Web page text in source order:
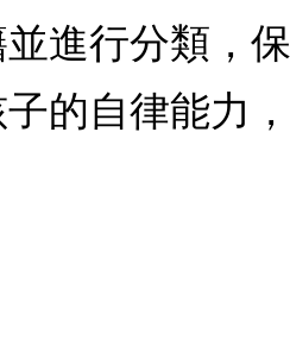
進行分類，
的自律能力